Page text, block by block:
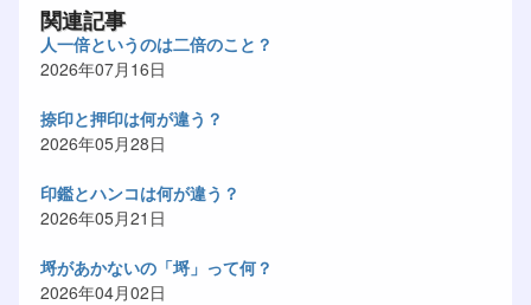
関連記事
人一倍というのは二倍のこと？
2026年07月16日
捺印と押印は何が違う？
2026年05月28日
印鑑とハンコは何が違う？
2026年05月21日
埒があかないの「埒」って何？
2026年04月02日